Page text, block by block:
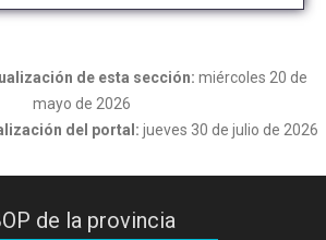
de esta sección: miércoles 20 de
mayo de 2026
del portal: jueves 30 de julio de 2026
de la provincia